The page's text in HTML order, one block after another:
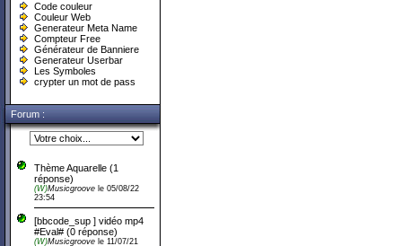
Code couleur
Couleur Web
Generateur Meta Name
Compteur Free
Générateur de Banniere
Generateur Userbar
Les Symboles
crypter un mot de pass
Forum :
Thème Aquarelle (1
réponse)
(W)Musicgroove le 05/08/22
23:54
[bbcode_sup ] vidéo mp4
#Eval# (0 réponse)
(W)Musicgroove le 11/07/21